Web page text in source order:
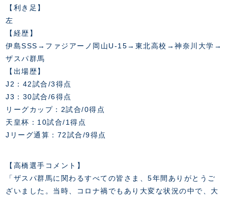
【利き足】
左
【経歴】
伊島SSS→ファジアーノ岡山U-15→東北高校→神奈川大学→
ザスパ群馬
【出場歴】
J2：42試合/3得点
J3：30試合/6得点
リーグカップ：2試合/0得点
天皇杯：10試合/1得点
Jリーグ通算：72試合/9得点
【高橋選手コメント】
「ザスパ群馬に関わるすべての皆さま、5年間ありがとうご
ざいました。当時、コロナ禍でもあり大変な状況の中で、大